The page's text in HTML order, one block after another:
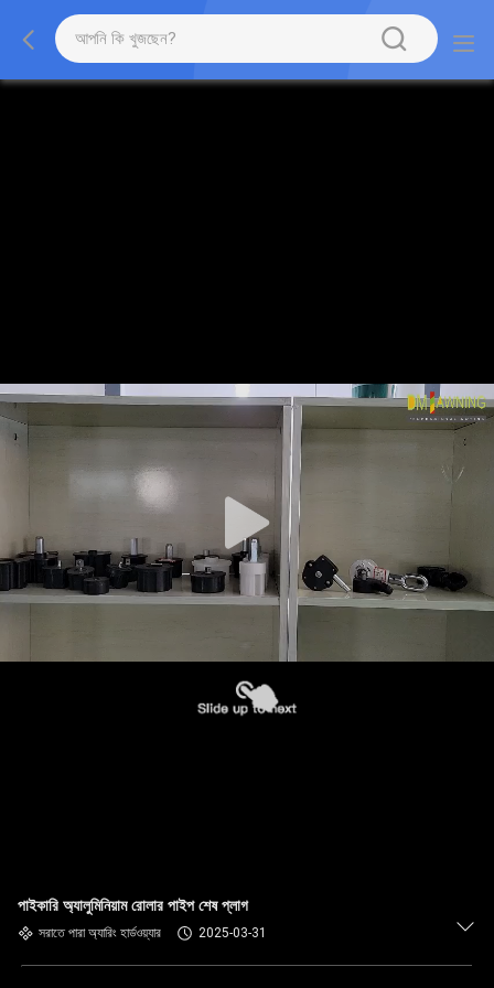
পাইকারি অ্যালুমিনিয়াম রোলার পাইপ শেষ প্লাগ
সরাতে পারা অ্যারিং হার্ডওয়্যার 2025-03-31